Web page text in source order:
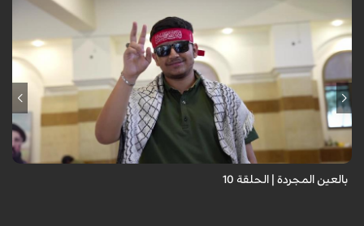
برنامج "بالعين المجردة" هو توثيق إنسانيٌّ شجاعٌ للحياة تحت وطأة الحرب،
حيث نستمع فيه إلى شهاداتٍ حيّةٍ لأشخاص عايشوا التفجيرات والدمار، فنرى
بعيونهم ت...
بالعين المجردة | الحلقة 10